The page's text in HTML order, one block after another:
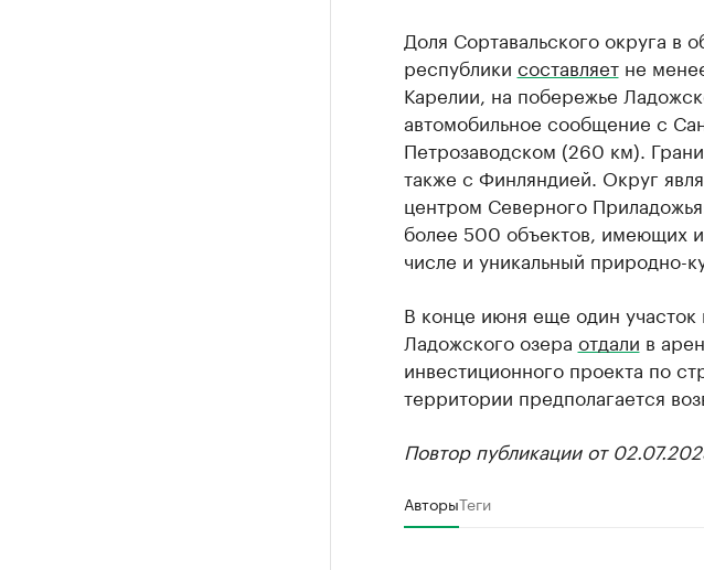
Доля Сортавальского округа в
республики составляетне
Карелии, на побережье
автомобильное сообщение с
Петрозаводском (260 км).
также с Финляндией. Округ
центром Северного
более 500 объектов, имеющих
числе и уникальный природно-
В конце июня еще один
Ладожского озера отдали в
инвестиционного проекта по
территории предполагается
Повтор публикации от
АвторыТеги